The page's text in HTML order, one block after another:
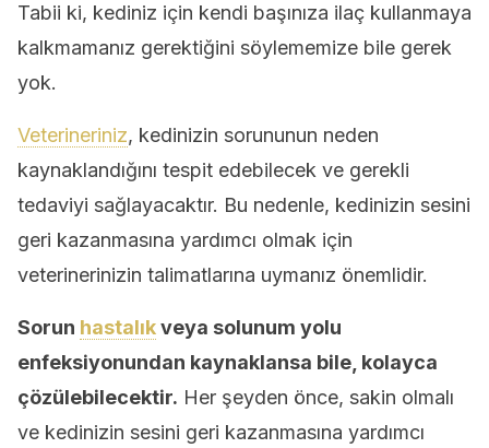
Tabii ki, kediniz için kendi başınıza ilaç kullanmaya
kalkmamanız gerektiğini söylememize bile gerek
yok.
Veterineriniz, kedinizin sorununun neden
kaynaklandığını tespit edebilecek ve gerekli
tedaviyi sağlayacaktır. Bu nedenle, kedinizin sesini
geri kazanmasına yardımcı olmak için
veterinerinizin talimatlarına uymanız önemlidir.
Sorun hastalıkveya solunum yolu
enfeksiyonundan kaynaklansa bile, kolayca
çözülebilecektir. Her şeyden önce, sakin olmalı
ve kedinizin sesini geri kazanmasına yardımcı